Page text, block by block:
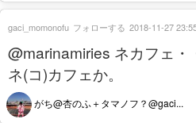
@marinamiries ネカフェ・
ネ(コ)カフェか。
がち@杏のふ＋タマノフ？@gaci...
gaci_momonofu フォローする 2018-11-27